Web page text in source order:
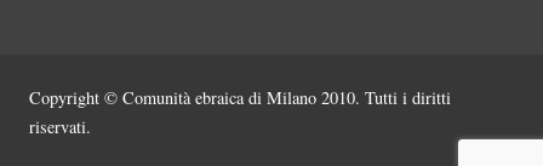
Copyright © Comunità ebraica di Milano 2010. Tutti i diritti
riservati.